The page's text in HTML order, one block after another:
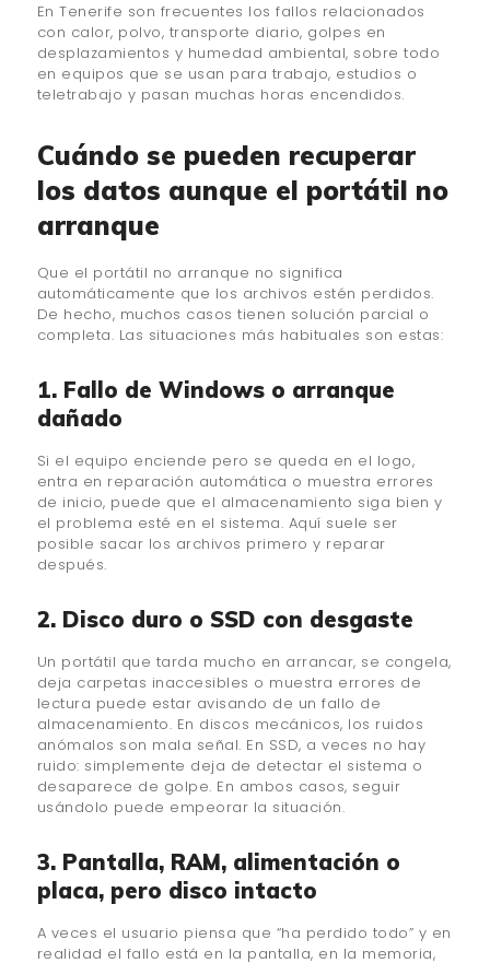
En Tenerife son frecuentes los fallos relacionados
con calor, polvo, transporte diario, golpes en
desplazamientos y humedad ambiental, sobre todo
en equipos que se usan para trabajo, estudios o
teletrabajo y pasan muchas horas encendidos.
Cuándo se pueden recuperar
los datos aunque el portátil no
arranque
Que el portátil no arranque no significa
automáticamente que los archivos estén perdidos.
De hecho, muchos casos tienen solución parcial o
completa. Las situaciones más habituales son estas:
1. Fallo de Windows o arranque
dañado
Si el equipo enciende pero se queda en el logo,
entra en reparación automática o muestra errores
de inicio, puede que el almacenamiento siga bien y
el problema esté en el sistema. Aquí suele ser
posible sacar los archivos primero y reparar
después.
2. Disco duro o SSD con desgaste
Un portátil que tarda mucho en arrancar, se congela,
deja carpetas inaccesibles o muestra errores de
lectura puede estar avisando de un fallo de
almacenamiento. En discos mecánicos, los ruidos
anómalos son mala señal. En SSD, a veces no hay
ruido: simplemente deja de detectar el sistema o
desaparece de golpe. En ambos casos, seguir
usándolo puede empeorar la situación.
3. Pantalla, RAM, alimentación o
placa, pero disco intacto
A veces el usuario piensa que “ha perdido todo” y en
realidad el fallo está en la pantalla, en la memoria,